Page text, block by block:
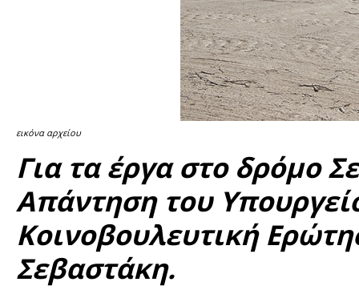
εικόνα αρχείου
Για τα έργα στο δρόμο
Απάντηση του
Κοινοβουλευτική
Σεβαστάκη.